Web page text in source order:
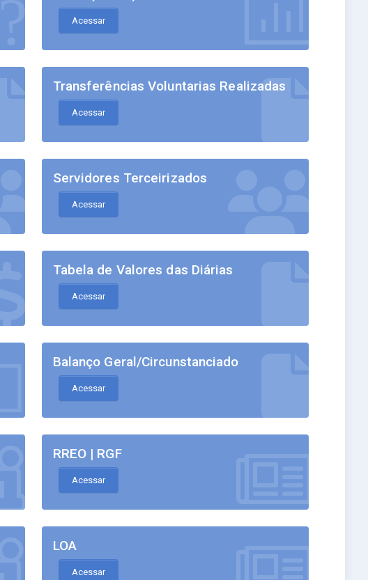
Acessar
Transferências Voluntarias Realizadas
Acessar
Servidores Terceirizados
Acessar
Tabela de Valores das Diárias
Acessar
Balanço Geral/Circunstanciado
Acessar
RREO | RGF
Acessar
LOA
Acessar